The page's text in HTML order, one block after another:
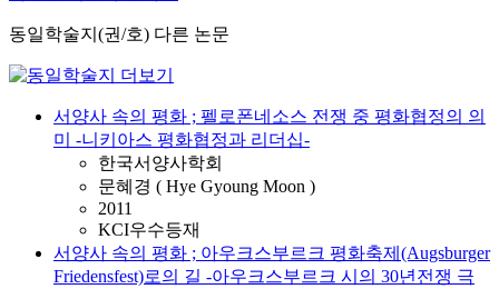
동일학술지(권/호) 다른 논문
서양사 속의 평화 ; 펠로폰네소스 전쟁 중 평화협정의 의
미 -니키아스 평화협정과 리더십-
한국서양사학회
문혜경 ( Hye Gyoung Moon )
2011
KCI우수등재
서양사 속의 평화 ; 아우크스부르크 평화축제(Augsburger
Friedensfest)로의 길 -아우크스부르크 시의 30년전쟁 극